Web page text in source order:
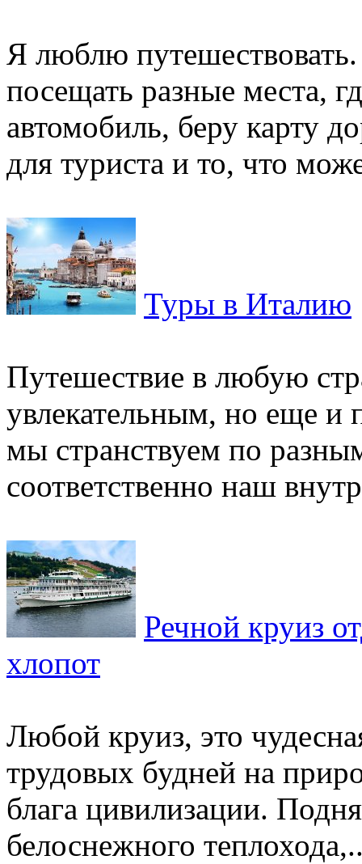
Я люблю
посещать разные места,
автомобиль, беру карту
для туриста и то, что
Туры в Италию
Путешествие в любую
увлекательным, но еще и
мы странствуем по
соответственно наш
Речной круиз
хлопот
Любой круиз, это
трудовых будней на
блага цивилизации.
белоснежного